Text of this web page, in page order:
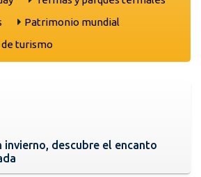
Patrimonio mundial
turismo
invierno, descubre el encanto